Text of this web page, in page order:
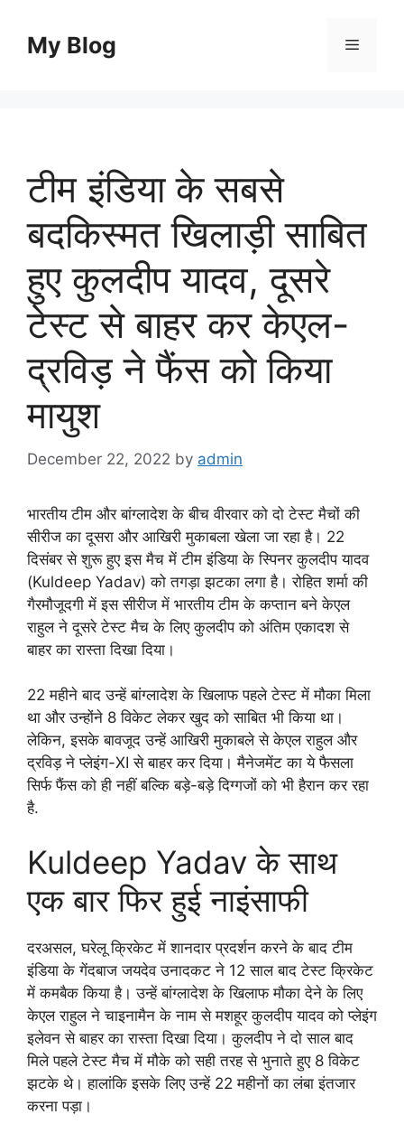
contentMy Blog Menu
टीम इंडिया के सबसे
बदकिस्मत खिलाड़ी साबित
हुए कुलदीप यादव, दूसरे
टेस्ट से बाहर कर केएल-
द्रविड़ ने फैंस को किया
मायुश
December 22, 2022 by admin
भारतीय टीम और बांग्लादेश के बीच वीरवार को दो टेस्ट मैचों की
सीरीज का दूसरा और आखिरी मुकाबला खेला जा रहा है। 22
दिसंबर से शुरू हुए इस मैच में टीम इंडिया के स्पिनर कुलदीप यादव
(Kuldeep Yadav) को तगड़ा झटका लगा है। रोहित शर्मा की
गैरमौजूदगी में इस सीरीज में भारतीय टीम के कप्तान बने केएल
राहुल ने दूसरे टेस्ट मैच के लिए कुलदीप को अंतिम एकादश से
बाहर का रास्ता दिखा दिया।
22 महीने बाद उन्हें बांग्लादेश के खिलाफ पहले टेस्ट में मौका मिला
था और उन्होंने 8 विकेट लेकर खुद को साबित भी किया था।
लेकिन, इसके बावजूद उन्हें आखिरी मुकाबले से केएल राहुल और
द्रविड़ ने प्लेइंग-XI से बाहर कर दिया। मैनेजमेंट का ये फैसला
सिर्फ फैंस को ही नहीं बल्कि बड़े-बड़े दिग्गजों को भी हैरान कर रहा
है.
Kuldeep Yadav के साथ
एक बार फिर हुई नाइंसाफी
दरअसल, घरेलू क्रिकेट में शानदार प्रदर्शन करने के बाद टीम
इंडिया के गेंदबाज जयदेव उनादकट ने 12 साल बाद टेस्ट क्रिकेट
में कमबैक किया है। उन्हें बांग्लादेश के खिलाफ मौका देने के लिए
केएल राहुल ने चाइनामैन के नाम से मशहूर कुलदीप यादव को प्लेइंग
इलेवन से बाहर का रास्ता दिखा दिया। कुलदीप ने दो साल बाद
मिले पहले टेस्ट मैच में मौके को सही तरह से भुनाते हुए 8 विकेट
झटके थे। हालांकि इसके लिए उन्हें 22 महीनों का लंबा इंतजार
करना पड़ा।